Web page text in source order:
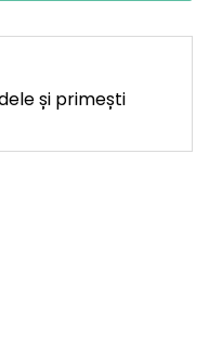
și primești